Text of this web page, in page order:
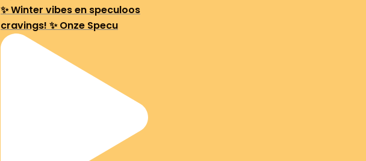
✨ Winter vibes en speculoos
cravings! ✨ Onze Specu